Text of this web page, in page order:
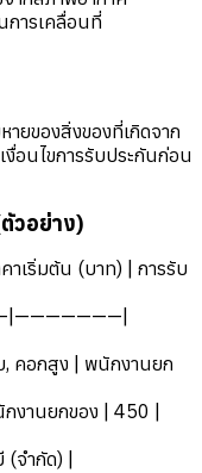
การเคลื่อนที่
ายของสิ่งของที่เกิดจาก
อนไขการรับประกันก่อน
วอย่าง)
คาเริ่มต้น (บาท) | การรับ
, คอกสูง | พนักงานยก
งานยกของ | 450 |
จำกัด) |